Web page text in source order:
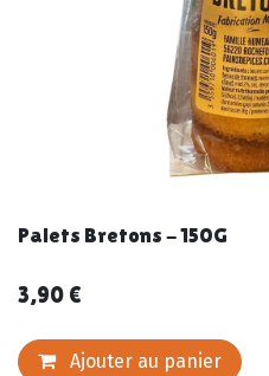
Palets Bretons - 150G
3,90 €
Ajouter au panier